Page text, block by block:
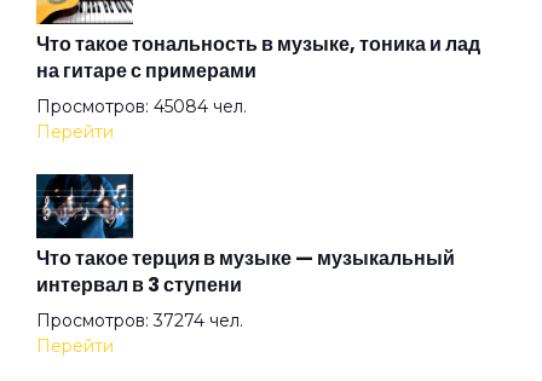
Колдуй бабка
Королева города
Королева сна
Кошка
Что такое тональность в музыке, тоника и лад
на гитаре с примерами
Просмотров: 45084 чел.
Перейти
Что такое терция в музыке — музыкальный
интервал в 3 ступени
Просмотров: 37274 чел.
Перейти